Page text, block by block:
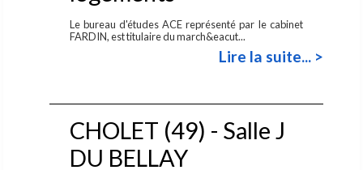
Le bureau d'études ACE représenté par le cabinet
FARDIN, est titulaire du march&eacut...
Lire la suite... >
CHOLET (49) - Salle J
DU BELLAY